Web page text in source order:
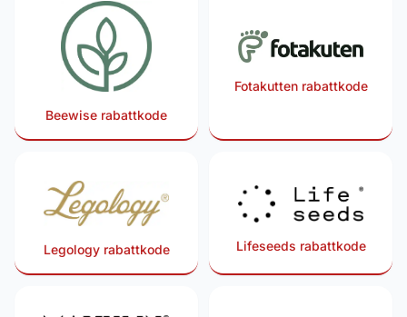
Beewise rabattkode
Fotakutten rabattkode
Legology rabattkode Lifeseeds rabattkode